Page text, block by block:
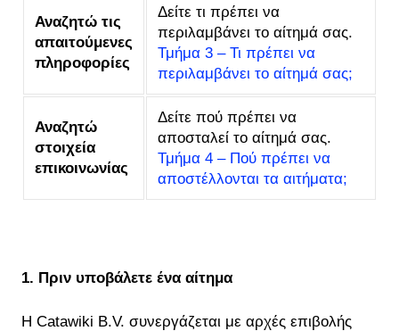
Αναζητώ τις
απαιτούμενες
πληροφορίες
Δείτε τι πρέπει να
περιλαμβάνει το αίτημά σας.
Τμήμα 3 – Τι πρέπει να
περιλαμβάνει το αίτημά σας;
Αναζητώ
στοιχεία
επικοινωνίας
Δείτε πού πρέπει να
αποσταλεί το αίτημά σας.
Τμήμα 4 – Πού πρέπει να
αποστέλλονται τα αιτήματα;
1. Πριν υποβάλετε ένα αίτημα
Η Catawiki B.V. συνεργάζεται με αρχές επιβολής